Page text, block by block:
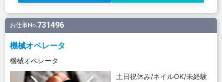
お仕事No.731496
機械オペレータ
機械オペレータ
土日祝休み/ネイルOK/未経験